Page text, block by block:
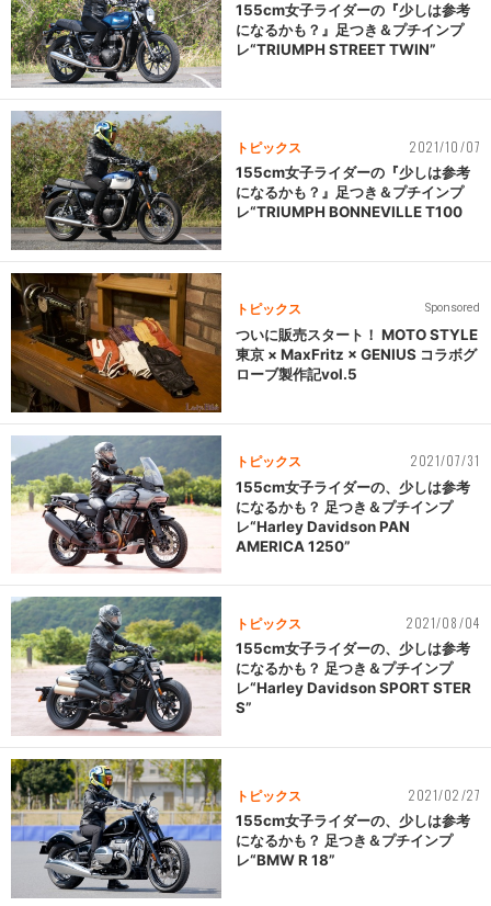
155cm女子ライダーの『少しは参考
になるかも？』足つき＆プチインプ
レ“TRIUMPH STREET TWIN”
トピックス 2021/10/07
155cm女子ライダーの『少しは参考
になるかも？』足つき＆プチインプ
レ“TRIUMPH BONNEVILLE T100
トピックス Sponsored
ついに販売スタート！ MOTO STYLE
東京 × MaxFritz × GENIUS コラボグ
ローブ製作記vol.5
トピックス 2021/07/31
155cm女子ライダーの、少しは参考
になるかも？ 足つき＆プチインプ
レ“Harley Davidson PAN
AMERICA 1250”
トピックス 2021/08/04
155cm女子ライダーの、少しは参考
になるかも？ 足つき＆プチインプ
レ“Harley Davidson SPORT STER
S”
トピックス 2021/02/27
155cm女子ライダーの、少しは参考
になるかも？ 足つき＆プチインプ
レ“BMW R 18”